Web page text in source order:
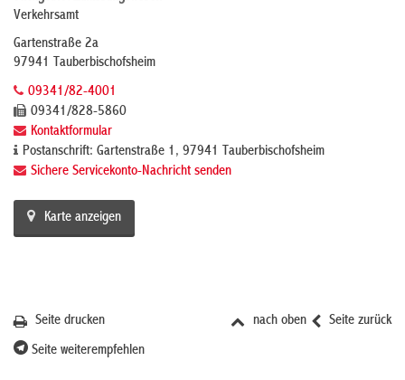
Verkehrsamt
Gartenstraße 2a
97941 Tauberbischofsheim
09341/82-4001
09341/828-5860
Kontaktformular
Postanschrift: Gartenstraße 1, 97941 Tauberbischofsheim
Sichere Servicekonto-Nachricht senden
Karte anzeigen
Seite zurück
nach oben
Seite drucken
Seite weiterempfehlen